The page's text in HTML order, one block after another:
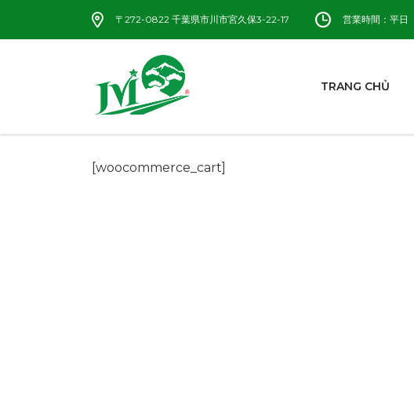
〒272-0822 千葉県市川市宮久保3-22-17 営業時間：平
TRANG CHỦ
[woocommerce_cart]